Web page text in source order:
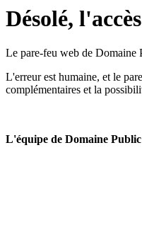
Désolé,
Le pare-feu web de Domaine
L'erreur est humaine, et le
complémentaires et la
L'équipe de Domaine Public